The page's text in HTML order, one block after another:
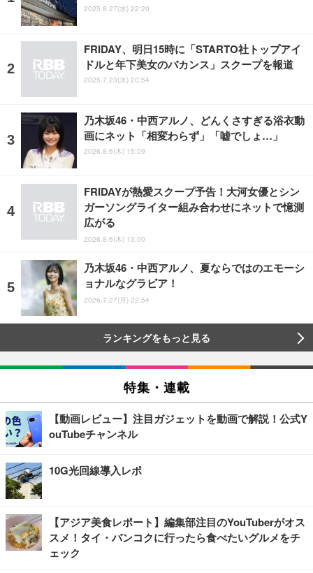
2025.8.27(水) 22:20
FRIDAY、明日15時に「STARTO社トップアイ
ドルと年下美女のバカンス」スクープを報道
2025.7.23(水) 20:54
乃木坂46・中西アルノ、どんくさすぎる浴衣動
画にネット「相変わらず」「嘘でしょ…」
2026.8.6(木) 15:09
FRIDAYが熱愛スクープ予告！大河女優とシン
ガーソングライター組み合わせにネットで憶測
広がる
2026.8.6(木) 13:00
乃木坂46・中西アルノ、夏ならではのエモーシ
ョナルなグラビア！
2026.7.27(月) 22:54
ランキングをもっと見る
特集・連載
【動画レビュー】注目ガジェットを動画で解説！公式Y
ouTubeチャンネル
10G光回線導入レポ
【アジア美食レポート】編集部注目のYouTuberがオス
スメ！タイ・バンコクに行ったら食べたいグルメをチ
ェック